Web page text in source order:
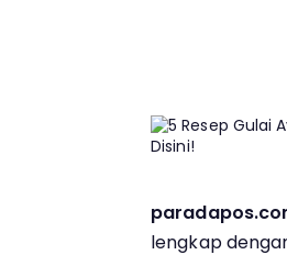
lengkap